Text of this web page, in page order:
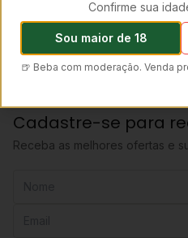
Leveduras clássicas, corpo
banana e pão.
Cadastre-se para
Receba as melhores ofertas e
Confirme sua
Sou maior de 18
🍺 Beba com moderação. Venda